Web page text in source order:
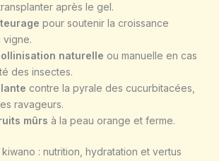
après le gel.
pour soutenir la croissance
vigne.
naturelle ou manuelle en cas
des insectes.
contre la pyrale des cucurbitacées,
ravageurs.
mûrs à la peau orange et ferme.
: nutrition, hydratation et vertus